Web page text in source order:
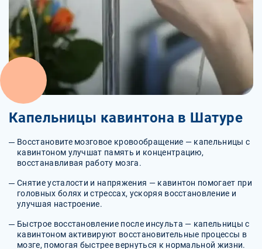
Капельницы кавинтона в Шатуре
Восстановите мозговое кровообращение — капельницы с
кавинтоном улучшат память и концентрацию,
восстанавливая работу мозга.
Снятие усталости и напряжения — кавинтон помогает при
головных болях и стрессах, ускоряя восстановление и
улучшая настроение.
Быстрое восстановление после инсульта — капельницы с
кавинтоном активируют восстановительные процессы в
мозге, помогая быстрее вернуться к нормальной жизни.